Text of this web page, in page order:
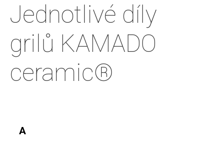
Jednotlivé díly
grilů KAMADO
ceramic®
A